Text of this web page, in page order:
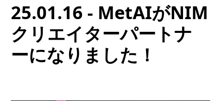
25.01.16 - MetAIがNIM
クリエイターパートナ
ーになりました！